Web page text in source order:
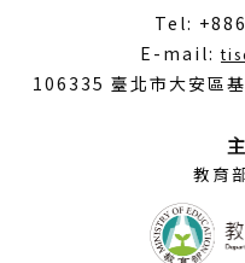
Tel:
E-mail:
106335 臺北市大安區
教育